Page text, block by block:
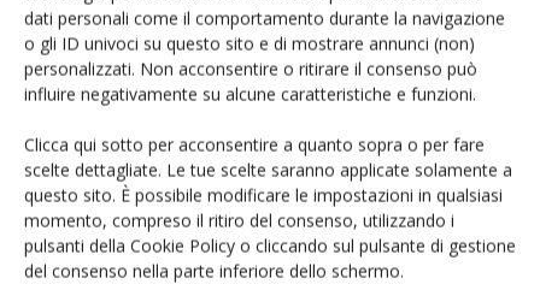
dati personali come il comportamento durante la navigazione
o gli ID univoci su questo sito e di mostrare annunci (non)
personalizzati. Non acconsentire o ritirare il consenso può
influire negativamente su alcune caratteristiche e funzioni.
Clicca qui sotto per acconsentire a quanto sopra o per fare
scelte dettagliate. Le tue scelte saranno applicate solamente a
questo sito. È possibile modificare le impostazioni in qualsiasi
momento, compreso il ritiro del consenso, utilizzando i
pulsanti della Cookie Policy o cliccando sul pulsante di gestione
del consenso nella parte inferiore dello schermo.
L'Esperto risponde
I consigli di Terra e Vita agli agricoltori
Cerca adesso